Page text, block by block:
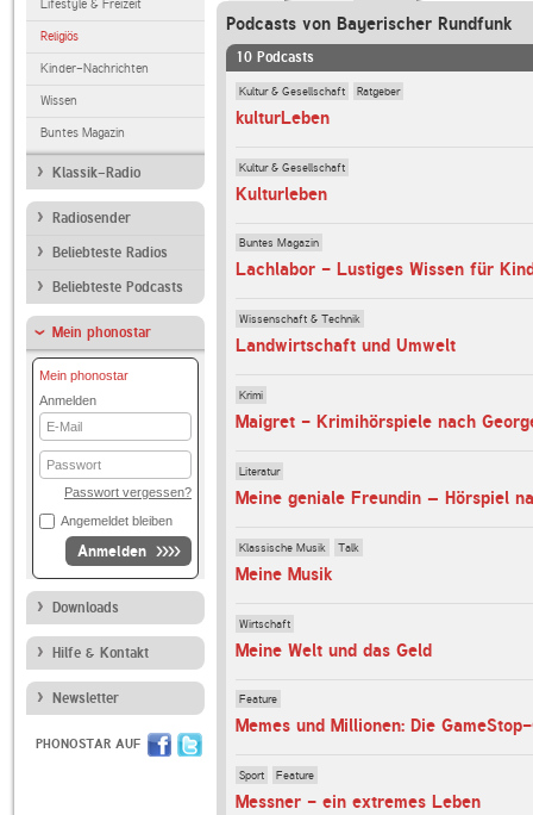
Lifestyle & Freizeit
Religiös
Kinder-Nachrichten
Wissen
Buntes Magazin
Klassik-Radio
Radiosender
Beliebteste Radios
Beliebteste Podcasts
Mein phonostar
Mein phonostar
Anmelden
E-
Mail
Passwort
Passwort vergessen?
Angemeldet bleiben
Anmelden
Downloads
Hilfe & Kontakt
Newsletter
PHONOSTAR AUF
Podcasts von Bayerischer Rundfunk
10 Podcasts
Kultur & Gesellschaft Ratgeber
kulturLeben
Kultur & Gesellschaft
Kulturleben
Buntes Magazin
Lachlabor - Lustiges Wissen für
Wissenschaft & Technik
Landwirtschaft und Umwelt
Krimi
Maigret - Krimihörspiele nach
Literatur
Klassische Musik Talk
Meine Musik
Wirtschaft
Meine Welt und das Geld
Feature
Memes und Millionen: Die
Sport Feature
Messner - ein extremes Leben